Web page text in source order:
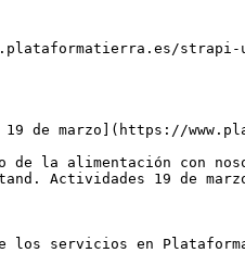
strapi-
de marzo](https://
la alimentación con
Actividades 19 de
los servicios en